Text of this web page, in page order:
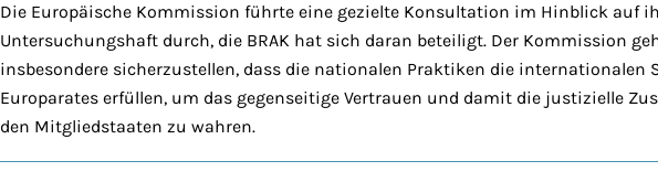
Die Europäische Kommission führte eine gezielte Konsultation im Hinblick auf
Untersuchungshaft durch, die BRAK hat sich daran beteiligt. Der Kommission
insbesondere sicherzustellen, dass die nationalen Praktiken die internationalen
Europarates erfüllen, um das gegenseitige Vertrauen und damit die justizielle
den Mitgliedstaaten zu wahren.